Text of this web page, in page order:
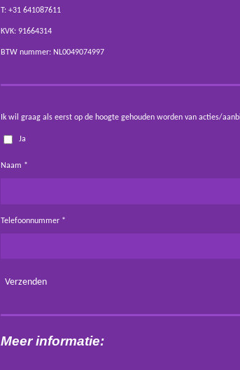
T: +31 641087611
KVK: 91664314
BTW nummer: NL0049074997
Ik wil graag als eerst op de hoogte gehouden worden van acties/
Ja
Naam *
Telefoonnummer *
Verzenden
Meer informatie: